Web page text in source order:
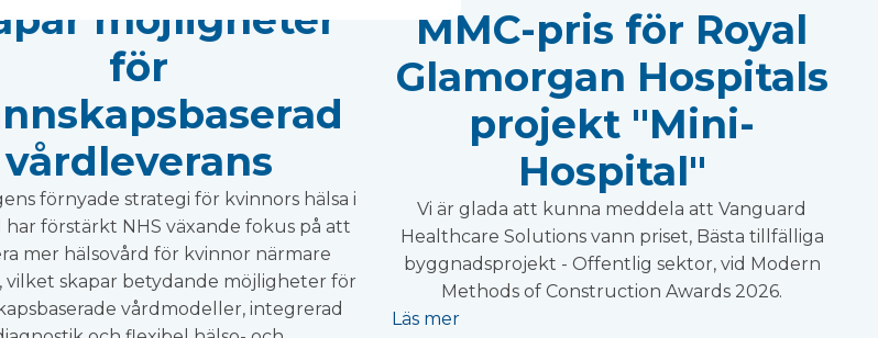
möjligheter
för
vårdleverans
förnyade strategi för kvinnors hälsa i
har förstärkt NHS växande fokus på att
mer hälsovård för kvinnor närmare
vilket skapar betydande möjligheter för
vårdmodeller, integrerad
MMC-pris för Royal
Glamorgan Hospitals
projekt "Mini-
Hospital"
Vi är glada att kunna meddela att Vanguard
Healthcare Solutions vann priset, Bästa tillfälliga
byggnadsprojekt - Offentlig sektor, vid Modern
Methods of Construction Awards 2026.
Läs mer